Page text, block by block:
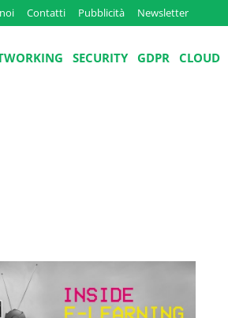
Contatti Pubblicità Newsletter
SECURITY GDPR CLOUD